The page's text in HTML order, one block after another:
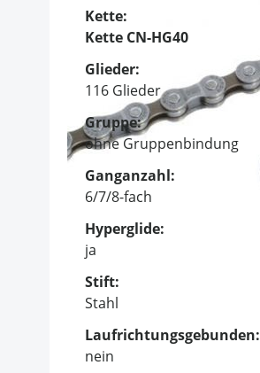
Kette:
Kette CN-HG40
Glieder:
116 Glieder
Gruppe:
ohne Gruppenbindung
Ganganzahl:
6/7/8-fach
Hyperglide:
ja
Stift:
Stahl
Laufrichtungsgebunden:
nein